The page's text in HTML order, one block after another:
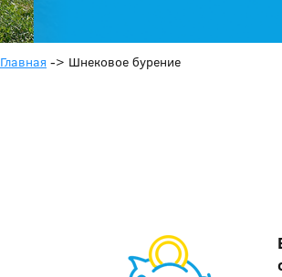
Главная -> Шнековое бурение